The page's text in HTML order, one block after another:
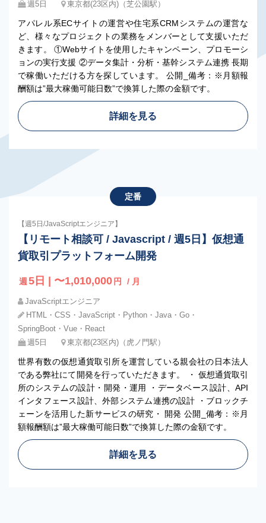
週5日
東京都(23区内)（芝公園駅）
アパレル系ECサイトの運営や住宅系CRMシステムの運営な
ど、様々なプロジェクトの業務をメンバーとして支援いただ
きます。 ①Webサイトを使用したキャンペーン、プロモーシ
ョンの実行支援 ②データ集計・分析・基幹システム連携 長期
で稼働いただける方を探しています。 公開_備考：※月額報
酬額は”最大稼働可能日数”で換算した際の金額です。
詳細を見る
定番
【週5日/JavaScriptエンジニア】
【リモート相談可 / Javascript / 週5日】仮想通
貨取引プラットフォーム開発
週 5日 | 〜1,010,000 円 / 月
JavaScriptエンジニア
HTML・CSS・JavaScript・Python・Java・Go・
SpringBoot・Vue・React
週5日
東京都(23区内)（虎ノ門駅）
世界有数の仮想通貨取引所を運営している親会社の日本法人
である弊社にて開発を行っていただきます。 ・ 仮想通貨取引
所のシステムの設計・開発・運用 ・データベース設計、API
インタフェース設計、外部システム連携の設計 ・ブロックチ
ェーンを活用した新サービスの研究・ 開発 公開_備考：※月
額報酬額は”最大稼働可能日数”で換算した際の金額です。
詳細を見る